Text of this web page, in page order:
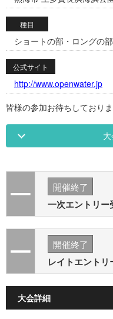
種目
ショートの部・ロングの
公式サイト
http://www.openwater.jp
皆様の参加お待ちしておりま
開催終了
一次エントリー
開催終了
レイトエントリ
大会詳細